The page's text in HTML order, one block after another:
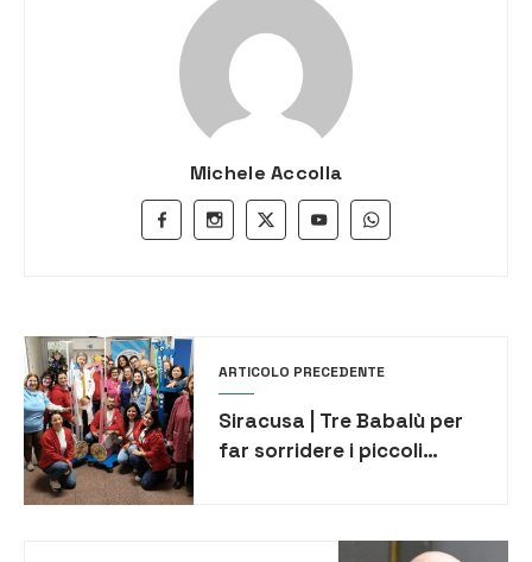
Michele Accolla
ARTICOLO PRECEDENTE
Siracusa | Tre Babalù per
far sorridere i piccoli